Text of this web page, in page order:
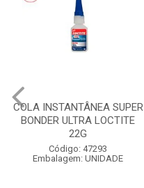
COLA INSTANTÂNEA SUPER
BONDER ULTRA LOCTITE
22G
Código: 47293
Embalagem: UNIDADE